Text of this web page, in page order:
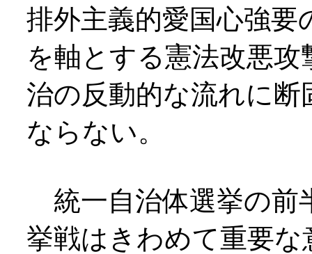
排外主義的愛国心強要
を軸とする憲法改悪
治の反動的な流れに
ならない。
統一自治体選挙の前
挙戦はきわめて重要